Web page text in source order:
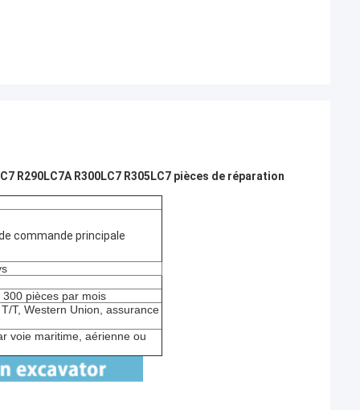
R290LC7A R300LC7 R305LC7 pièces de réparation
commande principale
pièces par mois
T, Western Union, assurance
voie maritime, aérienne ou